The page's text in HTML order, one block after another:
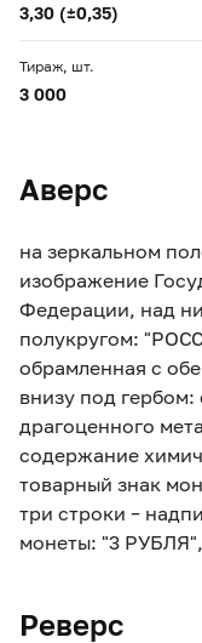
3,30 (±0,35)
Тираж, шт.
3 000
Аверс
на зеркальном
изображение
Федерации, над
полукругом:
обрамленная с
внизу под гербом:
драгоценного
содержание
товарный знак
три строки –
монеты: "3 РУБЛЯ",
Реверс